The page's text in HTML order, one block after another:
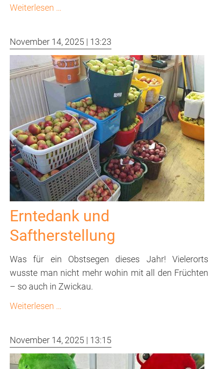
Weiterlesen …
November 14, 2025 | 13:23
Erntedank und
Saftherstellung
Was für ein Obstsegen dieses Jahr! Vielerorts
wusste man nicht mehr wohin mit all den Früchten
– so auch in Zwickau.
Weiterlesen …
November 14, 2025 | 13:15